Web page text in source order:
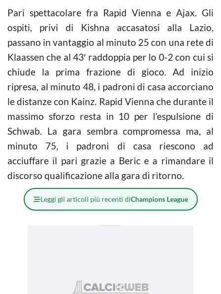
Pari spettacolare fra Rapid Vienna e Ajax. Gli
ospiti, privi di Kishna accasatosi alla Lazio,
passano in vantaggio al minuto 25 con una rete di
Klaassen che al 43′ raddoppia per lo 0-2 con cui si
chiude la prima frazione di gioco. Ad inizio
ripresa, al minuto 48, i padroni di casa accorciano
le distanze con Kainz. Rapid Vienna che durante il
massimo sforzo resta in 10 per l’espulsione di
Schwab. La gara sembra compromessa ma, al
minuto 75, i padroni di casa riescono ad
acciuffare il pari grazie a Beric e a rimandare il
discorso qualificazione alla gara di ritorno.
Leggi gli articoli più recenti diChampions League